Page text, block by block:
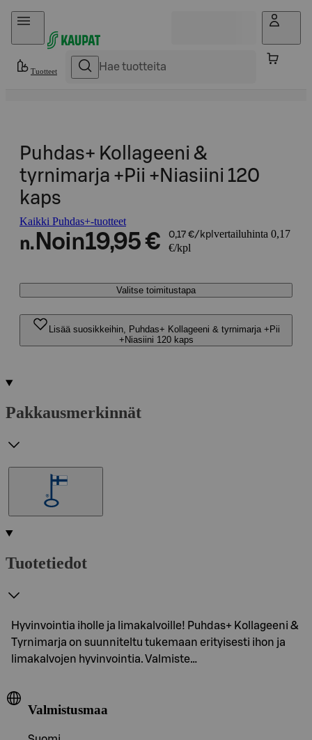
Hyppää sisältöön
Tuotteet
Puhdas+ Kollageeni &
tyrnimarja +Pii +Niasiini 120
kaps
Kaikki Puhdas+-tuotteet
n. Noin19,95 € 0,17 €/kpl vertailuhinta 0,17
€/kpl
Valitse toimitustapa
Lisää suosikkeihin, Puhdas+ Kollageeni & tyrnimarja +Pii
+Niasiini 120 kaps
Pakkausmerkinnät
Tuotetiedot
Hyvinvointia iholle ja limakalvoille! Puhdas+ Kollageeni &
Tyrnimarja on suunniteltu tukemaan erityisesti ihon ja
limakalvojen hyvinvointia. Valmiste…
Valmistusmaa